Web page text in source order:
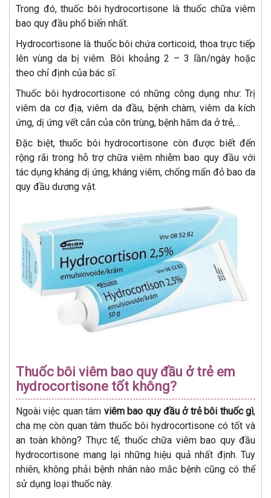
Trong đó, thuốc bôi hydrocortisone là thuốc chữa viêm
bao quy đầu phổ biến nhất.
Hydrocortisone là thuốc bôi chứa corticoid, thoa trực tiếp
lên vùng da bị viêm. Bôi khoảng 2 – 3 lần/ngày hoặc
theo chỉ định của bác sĩ.
Thuốc bôi hydrocortisone có những công dụng như: Trị
viêm da cơ địa, viêm da đầu, bệnh chàm, viêm da kích
ứng, dị ứng vết cắn của côn trùng, bệnh hăm da ở trẻ,...
Đặc biệt, thuốc bôi hydrocortisone còn được biết đến
rộng rãi trong hỗ trợ chữa viêm nhiễm bao quy đầu với
tác dụng kháng dị ứng, kháng viêm, chống mẩn đỏ bao da
quy đầu dương vật.
Thuốc bôi viêm bao quy đầu ở trẻ em
hydrocortisone tốt không?
Ngoài việc quan tâm viêm bao quy đầu ở trẻ bôi thuốc gì,
cha mẹ còn quan tâm thuốc bôi hydrocortisone có tốt và
an toàn không? Thực tế, thuốc chữa viêm bao quy đầu
hydrocortisone mang lại những hiệu quả nhất định. Tuy
nhiên, không phải bệnh nhân nào mắc bệnh cũng có thể
sử dụng loại thuốc này.